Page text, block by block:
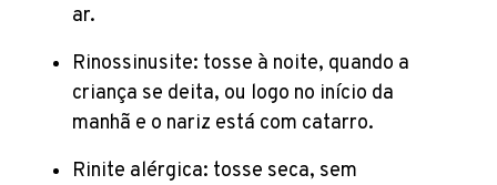
ar.
Rinossinusite: tosse à noite, quando a
criança se deita, ou logo no início da
manhã e o nariz está com catarro.
Rinite alérgica: tosse seca, sem